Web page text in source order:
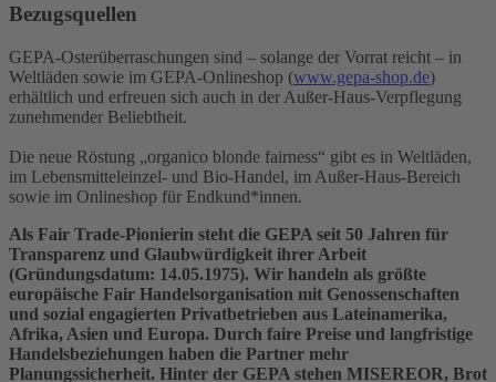
Bezugsquellen
GEPA-Osterüberraschungen sind – solange der Vorrat reicht – in
Weltläden sowie im GEPA-Onlineshop (www.gepa-shop.de)
erhältlich und erfreuen sich auch in der Außer-Haus-Verpflegung
zunehmender Beliebtheit.
Die neue Röstung „organico blonde fairness“ gibt es in Weltläden,
im Lebensmitteleinzel- und Bio-Handel, im Außer-Haus-Bereich
sowie im Onlineshop für Endkund*innen.
Als Fair Trade-Pionierin steht die GEPA seit 50 Jahren für
Transparenz und Glaubwürdigkeit ihrer Arbeit
(Gründungsdatum: 14.05.1975). Wir handeln als größte
europäische Fair Handelsorganisation mit Genossenschaften
und sozial engagierten Privatbetrieben aus Lateinamerika,
Afrika, Asien und Europa. Durch faire Preise und langfristige
Handelsbeziehungen haben die Partner mehr
Planungssicherheit. Hinter der GEPA stehen MISEREOR, Brot